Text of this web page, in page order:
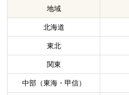
地域
北海道
東北
関東
中部（東海・甲信）